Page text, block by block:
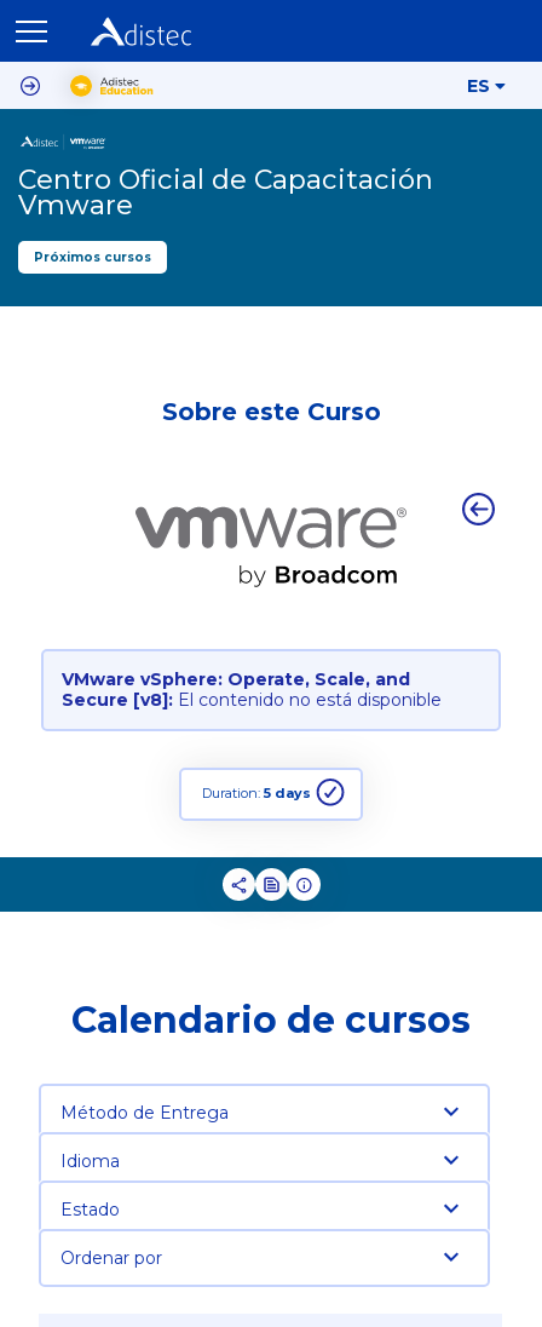
ES
Centro Oficial de Capacitación
Vmware
Próximos cursos
Sobre este Curso
VMware vSphere: Operate, Scale, and
Secure [v8]: El contenido no está disponible
Duration: 5 days
Calendario de cursos
Método de Entrega
Idioma
Estado
Ordenar por